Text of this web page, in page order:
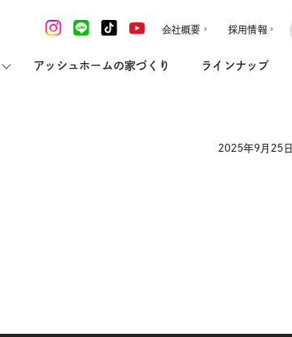
会社概要 採用情報
アッシュホームの家づくり ラインナップ
2025年9月25日